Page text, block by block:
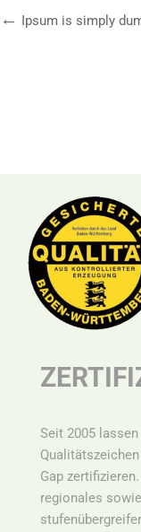
Ipsum is simply
Seit 2005
Qualitätszeichen
Gap
regionales